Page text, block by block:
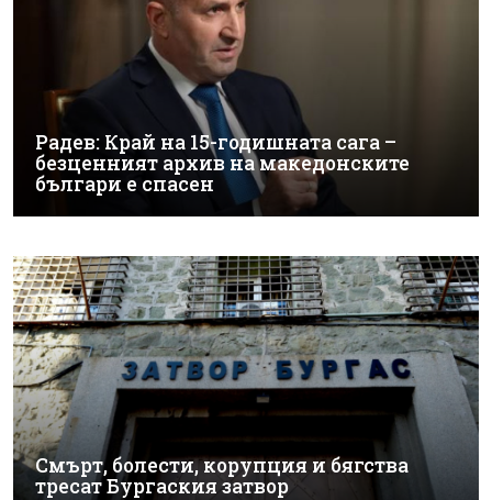
Радев: Край на 15-годишната сага –
безценният архив на македонските
българи е спасен
Смърт, болести, корупция и бягства
тресат Бургаския затвор